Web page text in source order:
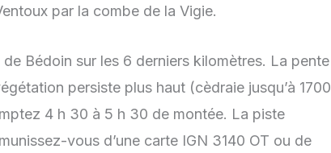
par la combe de la Vigie.
Bédoin sur les 6 derniers kilomètres. La pente
persiste plus haut (cèdraie jusqu’à 1700
4 h 30 à 5 h 30 de montée. La piste
vous d’une carte IGN 3140 OT ou de